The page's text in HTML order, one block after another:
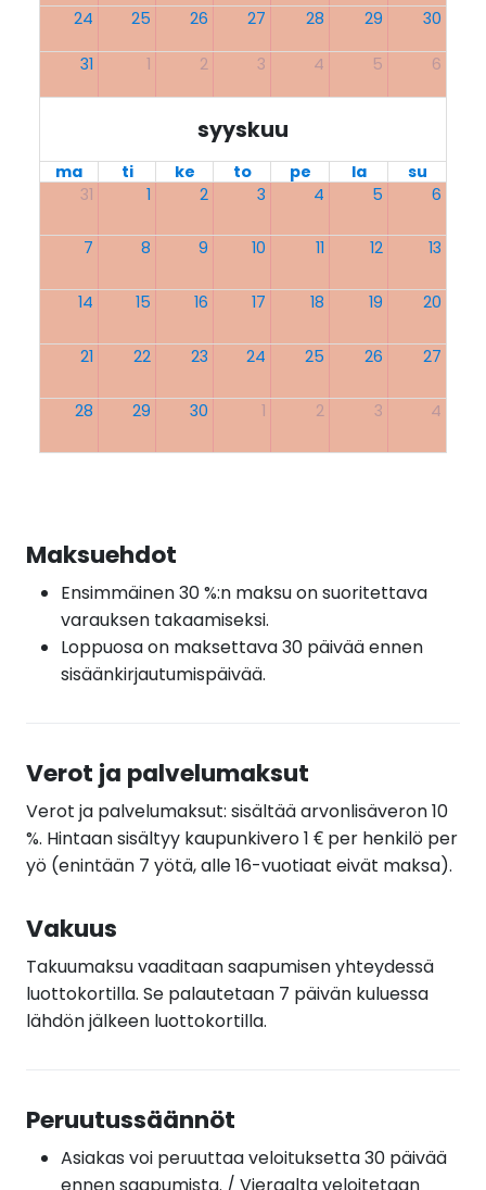
24 25 26 27 28 29 30
31 1 2 3 4 5 6
syyskuu
ma ti ke to pe la
su
31
1 2 3 4 5 6
7 8 9 10 11 12 13
14 15 16 17 18 19 20
21 22 23 24 25 26 27
28 29 30 1 2 3 4
Maksuehdot
Ensimmäinen 30 %:n maksu on suoritettava
varauksen takaamiseksi.
Loppuosa on maksettava 30 päivää ennen
sisäänkirjautumispäivää.
Verot ja palvelumaksut
Verot ja palvelumaksut: sisältää arvonlisäveron 10
%. Hintaan sisältyy kaupunkivero 1 € per henkilö per
yö (enintään 7 yötä, alle 16-vuotiaat eivät maksa).
Vakuus
Takuumaksu vaaditaan saapumisen yhteydessä
luottokortilla. Se palautetaan 7 päivän kuluessa
lähdön jälkeen luottokortilla.
Peruutussäännöt
Asiakas voi peruuttaa veloituksetta 30 päivää
ennen saapumista. / Vieraalta veloitetaan